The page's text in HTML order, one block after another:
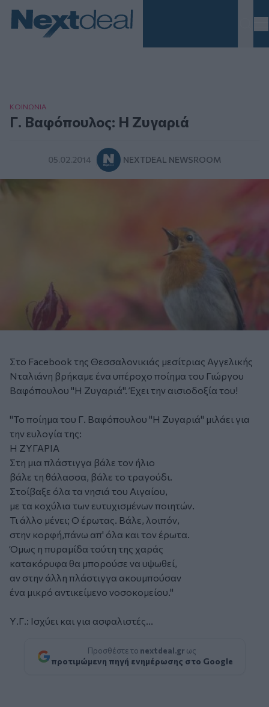
ΚΟΙΝΩΝΙΑ
Γ. Βαφόπουλος: Η Ζυγαριά
05.02.2014 NEXTDEAL NEWSROOM
Στο Facebook της Θεσσαλονικιάς μεσίτριας Αγγελικής
Νταλιάνη βρήκαμε ένα υπέροχο ποίημα του Γιώργου
Βαφόπουλου "Η Ζυγαριά". Έχει την αισιοδοξία του!
"Το ποίημα του Γ. Βαφόπουλου "Η Ζυγαριά" μιλάει για
την ευλογία της:
Η ΖΥΓΑΡΙΑ
Στη μια πλάστιγγα βάλε τον ήλιο
βάλε τη θάλασσα, βάλε το τραγούδι.
Στοίβαξε όλα τα νησιά του Αιγαίου,
με τα κοχύλια των ευτυχισμένων ποιητών.
Τι άλλο μένει; Ο έρωτας. Βάλε, λοιπόν,
στην κορφή,πάνω απ' όλα και τον έρωτα.
Όμως η πυραμίδα τούτη της χαράς
κατακόρυφα θα μπορούσε να υψωθεί,
αν στην άλλη πλάστιγγα ακουμπούσαν
ένα μικρό αντικείμενο νοσοκομείου."
Υ.Γ.: Ισχύει και για ασφαλιστές...
Προσθέστε το nextdeal.gr ως
προτιμώμενη πηγή ενημέρωσης στο Google